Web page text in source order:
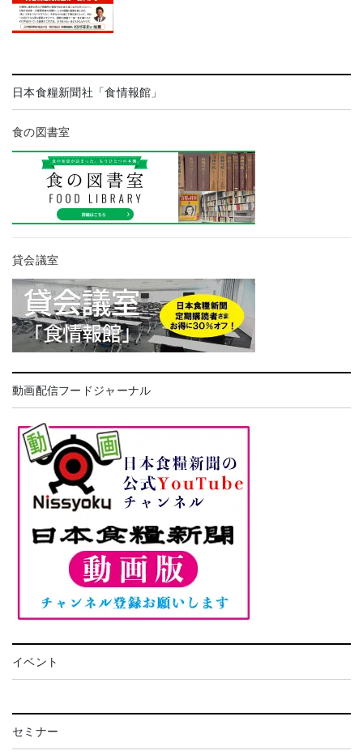
日本食糧新聞社「食情報館」
食の図書室
貸会議室
動画配信フードジャーナル
イベント
セミナー